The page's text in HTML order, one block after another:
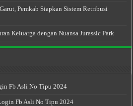
Pemkab Siapkan Sistem Retribusi
Keluarga dengan Nuansa Jurassic Park
Fb Asli No Tipu 2024
Fb Asli No Tipu 2024